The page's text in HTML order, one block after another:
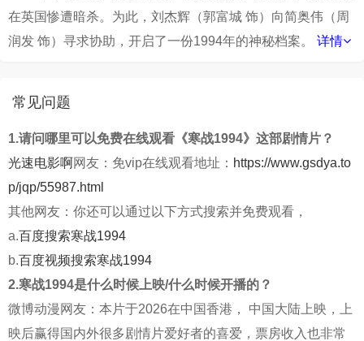
在英国惨遭暗杀。为此，刘杰辉（郭富城 饰）向简奥伟（周
润发 饰）寻求协助，开启了一份1994年的神秘档案。
详情
常见问题
1.请问哪里可以免费在线观看《寒战1994》这部剧情片？
光速电影啊网友：免vip在线观看地址： https://www.gsdya.to
p/jqp/55987.html
其他网友：你还可以通过以下方式搜索并免费观看，
a.百度搜索寒战1994
b.百度视频搜索寒战1994
2.寒战1994是什么时候上映/什么时候开播的？
微博动漫网友：本片于2026在中国香港， 中国大陆上映，上
映后赢得国内外很多剧情片爱好者的喜爱，票房收入也非常